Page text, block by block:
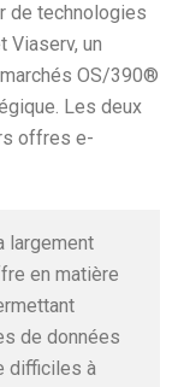
de technologies
Viaserv, un
OS/390®
Les deux
offres e-
largement
en matière
de données
difficiles à